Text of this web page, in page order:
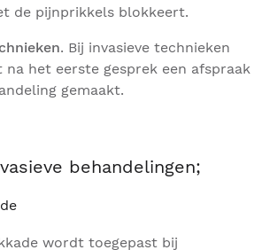
de pijnprikkels blokkeert.
. Bij invasieve technieken
het eerste gesprek een afspraak
gemaakt.
behandelingen;
wordt toegepast bij